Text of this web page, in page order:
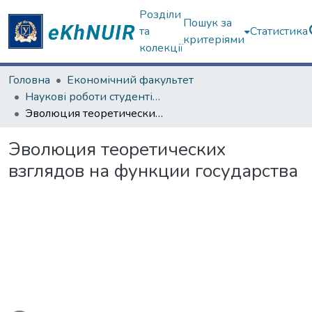
Розділи
та
колекції
Пошук за
критеріями
Статистика
Головна
Економічний факультет
Наукові роботи студентів та аспірантів. Економічний факультет
Эволюция теоретических взглядов на функции государства
Эволюция теоретических
взглядов на функции государства